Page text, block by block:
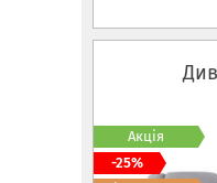
Акція
-25%